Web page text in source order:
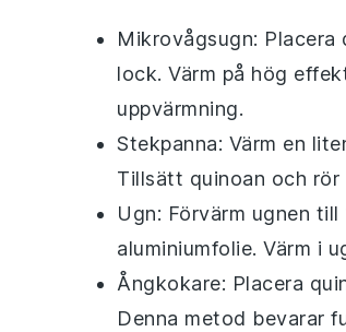
Mikrovågsugn: Placera
lock. Värm på hög
uppvärmning.
Stekpanna: Värm en
Tillsätt quinoan och
Ugn: Förvärm ugnen
aluminiumfolie. Värm i
Ångkokare: Placera
Denna metod bevarar